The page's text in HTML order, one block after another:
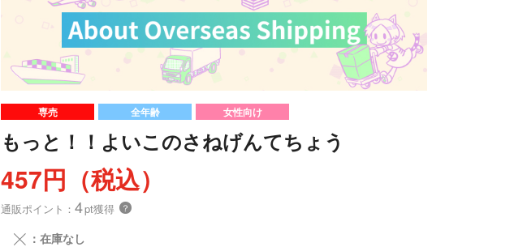
専売 全年齢 女性向け
もっと！！よいこのさねげんてちょう
457円（税込）
通販ポイント： 4pt獲得 ？
╳ ：在庫なし